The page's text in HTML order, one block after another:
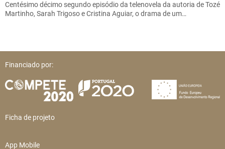
Centésimo décimo segundo episódio da telenovela da autoria de Tozé
Martinho, Sarah Trigoso e Cristina Aguiar, o drama de um…
Financiado por:
Ficha de projeto
App Mobile